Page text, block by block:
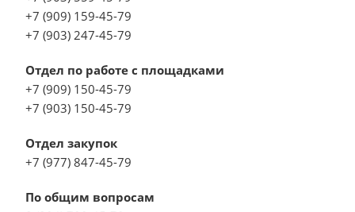
+7 (909) 159-45-79
+7 (903) 247-45-79
Отдел по работе с площадками
+7 (909) 150-45-79
+7 (903) 150-45-79
Отдел закупок
+7 (977) 847-45-79
По общим вопросам